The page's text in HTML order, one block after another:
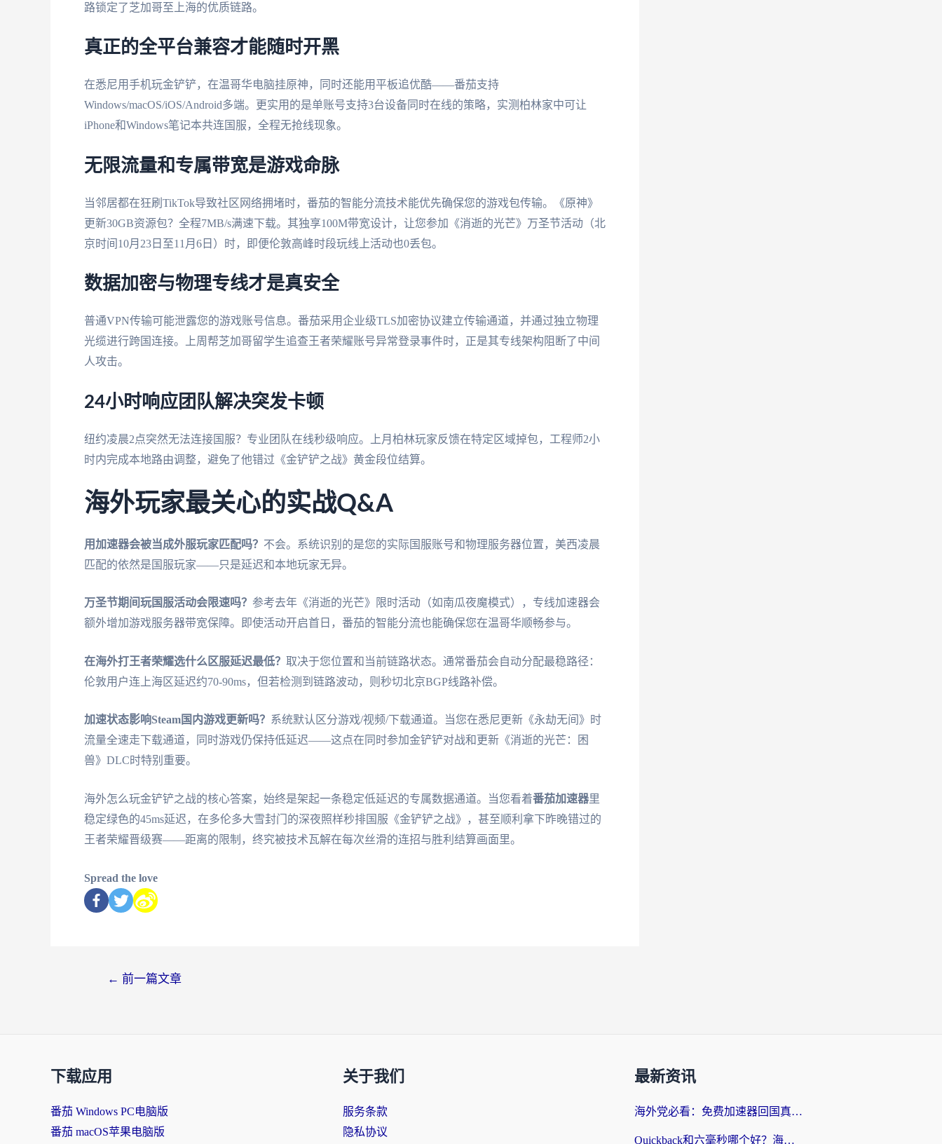
路锁定了芝加哥至上海的优质链路。
真正的全平台兼容才能随时开黑
在悉尼用手机玩金铲铲，在温哥华电脑挂原神，同时还能用平板追优酷——番茄支持
Windows/macOS/iOS/Android多端。更实用的是单账号支持3台设备同时在线的策略，实测柏林家中可让
iPhone和Windows笔记本共连国服，全程无抢线现象。
无限流量和专属带宽是游戏命脉
当邻居都在狂刷TikTok导致社区网络拥堵时，番茄的智能分流技术能优先确保您的游戏包传输。《原神》
更新30GB资源包？全程7MB/s满速下载。其独享100M带宽设计，让您参加《消逝的光芒》万圣节活动（北
京时间10月23日至11月6日）时，即便伦敦高峰时段玩线上活动也0丢包。
数据加密与物理专线才是真安全
普通VPN传输可能泄露您的游戏账号信息。番茄采用企业级TLS加密协议建立传输通道，并通过独立物理
光缆进行跨国连接。上周帮芝加哥留学生追查王者荣耀账号异常登录事件时，正是其专线架构阻断了中间
人攻击。
24小时响应团队解决突发卡顿
纽约凌晨2点突然无法连接国服？专业团队在线秒级响应。上月柏林玩家反馈在特定区域掉包，工程师2小
时内完成本地路由调整，避免了他错过《金铲铲之战》黄金段位结算。
海外玩家最关心的实战Q&A
用加速器会被当成外服玩家匹配吗？ 不会。系统识别的是您的实际国服账号和物理服务器位置，美西凌晨
匹配的依然是国服玩家——只是延迟和本地玩家无异。
万圣节期间玩国服活动会限速吗？ 参考去年《消逝的光芒》限时活动（如南瓜夜魔模式），专线加速器会
额外增加游戏服务器带宽保障。即使活动开启首日，番茄的智能分流也能确保您在温哥华顺畅参与。
在海外打王者荣耀选什么区服延迟最低？ 取决于您位置和当前链路状态。通常番茄会自动分配最稳路径：
伦敦用户连上海区延迟约70-90ms，但若检测到链路波动，则秒切北京BGP线路补偿。
加速状态影响Steam国内游戏更新吗？ 系统默认区分游戏/视频/下载通道。当您在悉尼更新《永劫无间》时
流量全速走下载通道，同时游戏仍保持低延迟——这点在同时参加金铲铲对战和更新《消逝的光芒：困
兽》DLC时特别重要。
海外怎么玩金铲铲之战的核心答案，始终是架起一条稳定低延迟的专属数据通道。当您看着番茄加速器里
稳定绿色的45ms延迟，在多伦多大雪封门的深夜照样秒排国服《金铲铲之战》，甚至顺利拿下昨晚错过的
王者荣耀晋级赛——距离的限制，终究被技术瓦解在每次丝滑的连招与胜利结算画面里。
Spread the love
← 前一篇文章
下载应用
番茄 Windows PC电脑版
番茄 macOS苹果电脑版
关于我们
服务条款
隐私协议
最新资讯
海外党必看：免费加速器回国真的靠谱吗？3步教你选到好用的归雁替代
Quickback和六毫秒哪个好？海外党亲测：选对回国加速器，无缝刷剧办公不再愁